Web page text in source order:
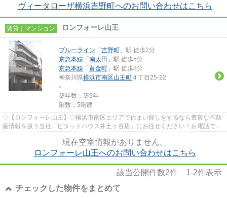
ヴィータローザ横浜吉野町へのお問い合わせはこちら
賃貸｜マンション ロンフォーレ山王
ブルーライン 「 吉野町 」駅 徒歩2分
京急本線 「 南太田 」駅 徒歩5分
京急本線 「 黄金町 」駅 徒歩8分
神奈川県横浜市南区山王町 ４丁目25-22
-
築年数：築9年
階数：5階建
◇【ロンフォーレ山王】◇横浜市南区エリアで住まい探しをするなら豊富な不動
産情報を扱う当社「ピタットハウス井土ヶ谷店」にお任せください！お電話での
現在空室情報がありません。
ロンフォーレ山王へのお問い合わせはこちら
該当公開件数2件 1-2件表示
チェックした物件をまとめて